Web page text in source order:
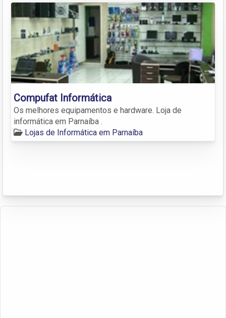
Compufat Informática
Os melhores equipamentos e hardware. Loja de
informática em Parnaíba .
Lojas de Informática em Parnaíba